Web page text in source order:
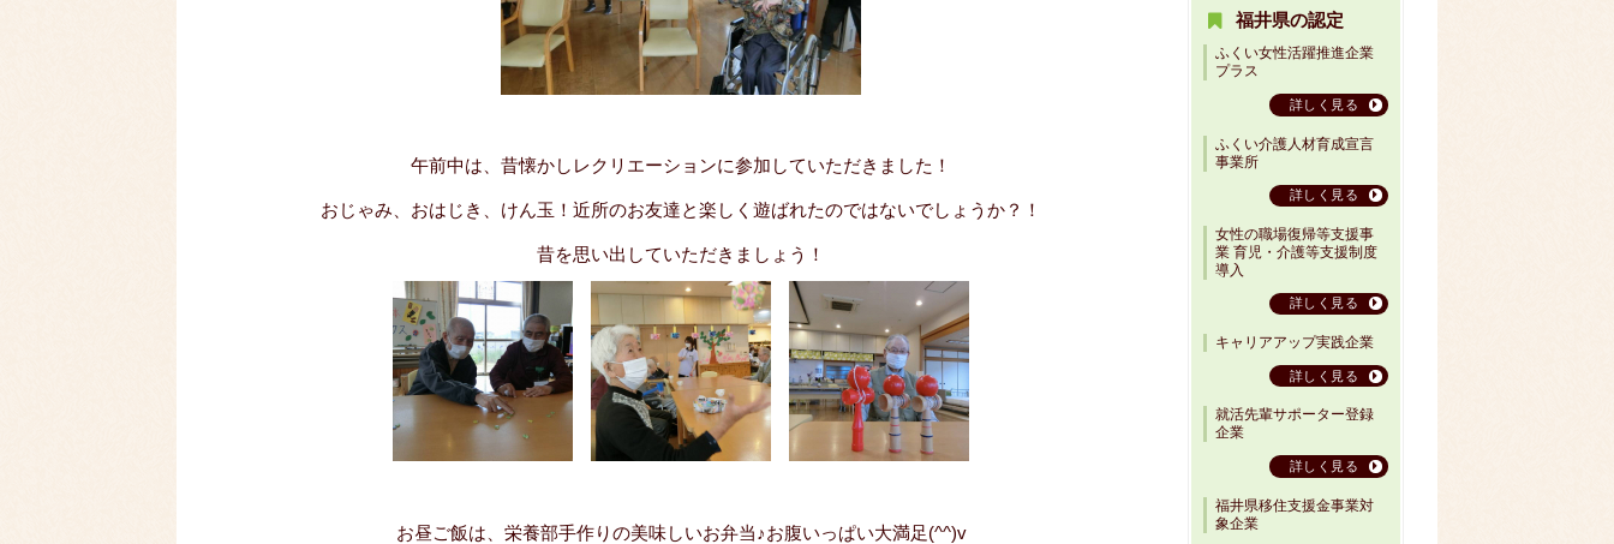
午前中は、昔懐かしレクリエーションに参加していただきました！
おじゃみ、おはじき、けん玉！近所のお友達と楽しく遊ばれたのではないでしょうか？！
昔を思い出していただきましょう！
お昼ご飯は、栄養部手作りの美味しいお弁当♪お腹いっぱい大満足(^^)v
福井県の認定
ふくい女性活躍推進企業
プラス
詳しく見る
ふくい介護人材育成宣言
事業所
詳しく見る
女性の職場復帰等支援事
業 育児・介護等支援制度
導入
詳しく見る
キャリアアップ実践企業
詳しく見る
就活先輩サポーター登録
企業
詳しく見る
福井県移住支援金事業対
象企業